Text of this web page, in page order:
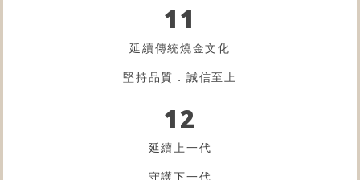
11
延續傳統燒金文化
堅持品質．誠信至上
12
延續上一代
守護下一代